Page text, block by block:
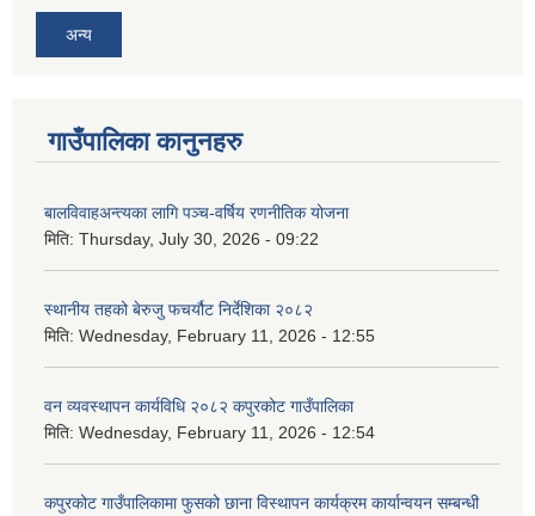
अन्य
गाउँपालिका कानुनहरु
बालविवाहअन्त्यका लागि पञ्च-वर्षिय रणनीतिक योजना
मिति: Thursday, July 30, 2026 - 09:22
स्थानीय तहको बेरुजु फचर्यौट निर्देशिका २०८२
मिति: Wednesday, February 11, 2026 - 12:55
वन व्यवस्थापन कार्यविधि २०८२ कपुरकोट गाउँपालिका
मिति: Wednesday, February 11, 2026 - 12:54
कपुरकोट गाउँपालिकामा फुसको छाना विस्थापन कार्यक्रम कार्यान्वयन सम्बन्धी